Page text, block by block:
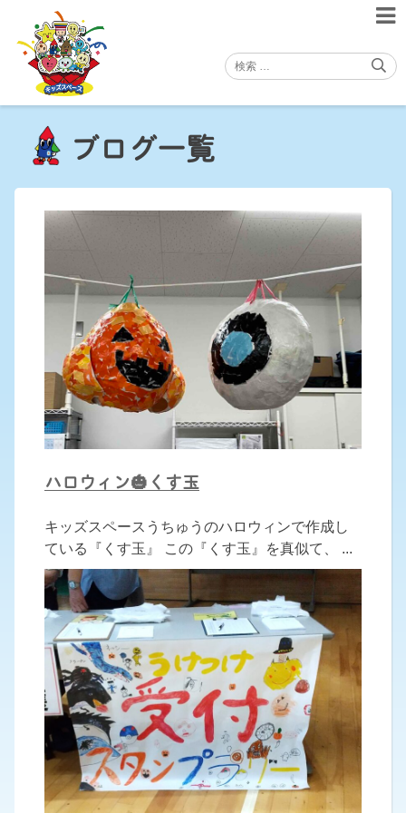
content
ブログ一覧
ハロウィン🎃くす玉
キッズスペースうちゅうのハロウィンで作成し
ている『くす玉』 この『くす玉』を真似て、 ...